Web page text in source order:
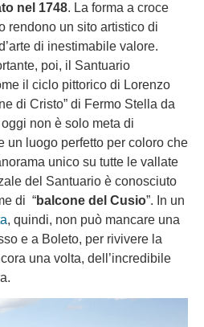
nel 1748. La forma a croce
rendono un sito artistico di
di inestimabile valore.
poi, il Santuario
il ciclo pittorico di Lorenzo
di Cristo” di Fermo Stella da
non è solo meta di
un luogo perfetto per coloro che
unico su tutte le vallate
del Santuario è conosciuto
di “balcone del Cusio”. In un
, quindi, non può mancare una
e a Boleto, per rivivere la
una volta, dell’incredibile